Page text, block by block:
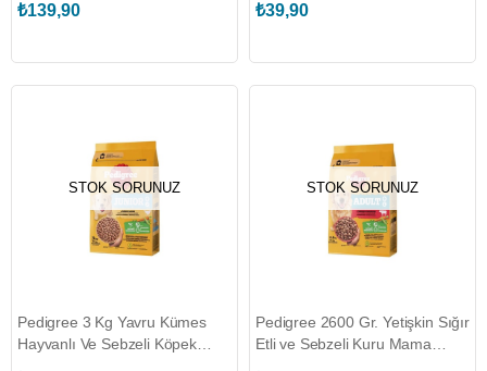
(PEDIGREE.437425)
₺139,90
(PEDIGREE.437444)
₺39,90
STOK SORUNUZ
Pedigree 3 Kg Yavru Kümes
Hayvanlı Ve Sebzeli Köpek
STOK SORUNUZ
Pedigree 2600 Gr. Yetişkin Sığır
Etli ve Sebzeli Kuru Mama